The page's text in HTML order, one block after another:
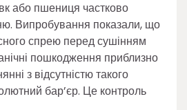
або пшениця частково
Випробування показали, що
спрею перед сушінням
пошкодження приблизно
з відсутністю такого
бар’єр. Це контроль